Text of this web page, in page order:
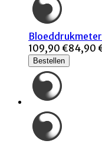
109,90 €84,90
Bestellen